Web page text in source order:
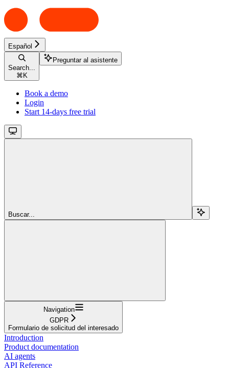
Español
Search...
⌘ K
Preguntar al asistente
Book a demo
Login
Start 14-days free trial
Buscar...
Navigation
GDPR
Formulario de solicitud del interesado
Introduction
Product documentation
AI agents
API Reference